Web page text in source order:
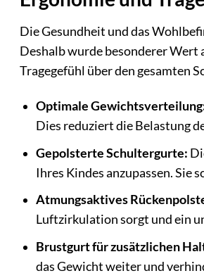
Die Gesundheit und das
Deshalb wurde besonderer Wert
Tragegefühl über den gesamten
Optimale
Dies reduziert die Belastung
Gepolsterte Schultergurte:
Ihres Kindes anzupassen. Sie
Atmungsaktives
Luftzirkulation sorgt und ein
Brustgurt für zusätzlichen
das Gewicht weiter und